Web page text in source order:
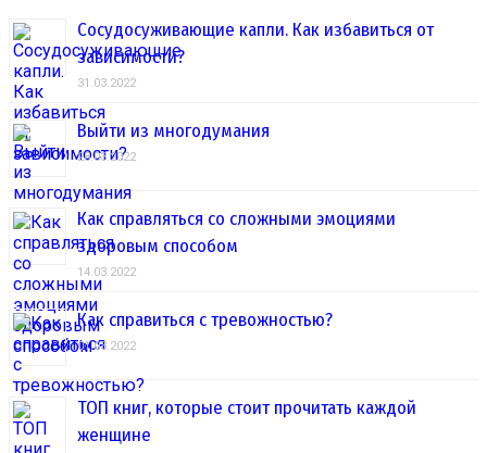
Сосудосуживающие капли. Как избавиться от
зависимости?
31.03.2022
Выйти из многодумания
28.03.2022
Как справляться со сложными эмоциями
здоровым способом
14.03.2022
Как справиться с тревожностью?
01.03.2022
ТОП книг, которые стоит прочитать каждой
женщине